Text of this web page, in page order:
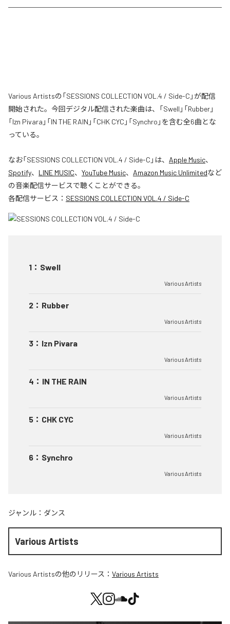
Various Artistsの「SESSIONS COLLECTION VOL.4 / Side-C」が配信
開始された。今回デジタル配信された楽曲は、「Swell」「Rubber」
「Izn Pivara」「IN THE RAIN」「CHK CYC」「Synchro」を含む全6曲とな
っている。
なお「SESSIONS COLLECTION VOL.4 / Side-C 」は、 Apple Music、
Spotify、 LINE MUSIC、 YouTube Music、 Amazon Music Unlimitedなど
の音楽配信サービスで聴くことができる。
各配信サービス： SESSIONS COLLECTION VOL.4 / Side-C
1 ： Swell
Various Artists
2 ： Rubber
Various Artists
3 ： Izn Pivara
Various Artists
4 ： IN THE RAIN
Various Artists
5 ： CHK CYC
Various Artists
6 ： Synchro
Various Artists
ジャンル： ダンス
Various Artists
Various Artistsの他のリリース： Various Artists